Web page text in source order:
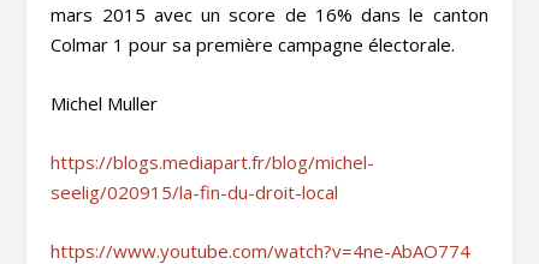
mars 2015 avec un score de 16% dans le canton
Colmar 1 pour sa première campagne électorale.
Michel Muller
https://blogs.mediapart.fr/blog/michel-
seelig/020915/la-fin-du-droit-local
https://www.youtube.com/watch?v=4ne-AbAO774